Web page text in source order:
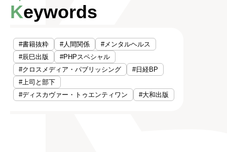
Keywords
#書籍抜粋 #人間関係
#メンタルヘルス
#辰巳出版
#PHPスペシャル
#クロスメディア・パブリッシング
#日経BP
#上司と部下
#ディスカヴァー・トゥエンティワン
#大和出版